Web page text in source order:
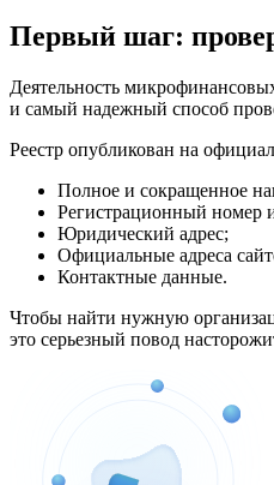
Первый шаг:
Деятельность
и самый надежный способ
Реестр опубликован на
Полное и сокращенное
Регистрационный номер
Юридический адрес;
Официальные адреса
Контактные данные.
Чтобы найти нужную
это серьезный повод